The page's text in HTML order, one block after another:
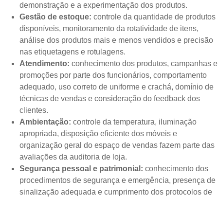
demonstração e a experimentação dos produtos.
Gestão de estoque: controle da quantidade de produtos
disponíveis, monitoramento da rotatividade de itens,
análise dos produtos mais e menos vendidos e precisão
nas etiquetagens e rotulagens.
Atendimento: conhecimento dos produtos, campanhas e
promoções por parte dos funcionários, comportamento
adequado, uso correto de uniforme e crachá, domínio de
técnicas de vendas e consideração do feedback dos
clientes.
Ambientação: controle da temperatura, iluminação
apropriada, disposição eficiente dos móveis e
organização geral do espaço de vendas fazem parte das
avaliações da auditoria de loja.
Segurança pessoal e patrimonial: conhecimento dos
procedimentos de segurança e emergência, presença de
sinalização adequada e cumprimento dos protocolos de